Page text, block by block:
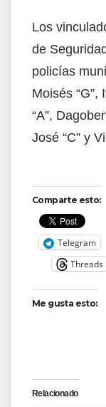
Los
de
policías
Moisés “G”,
“A”,
José “C” y
Comparte esto:
Telegram
Threads
Me gusta esto:
Relacionado